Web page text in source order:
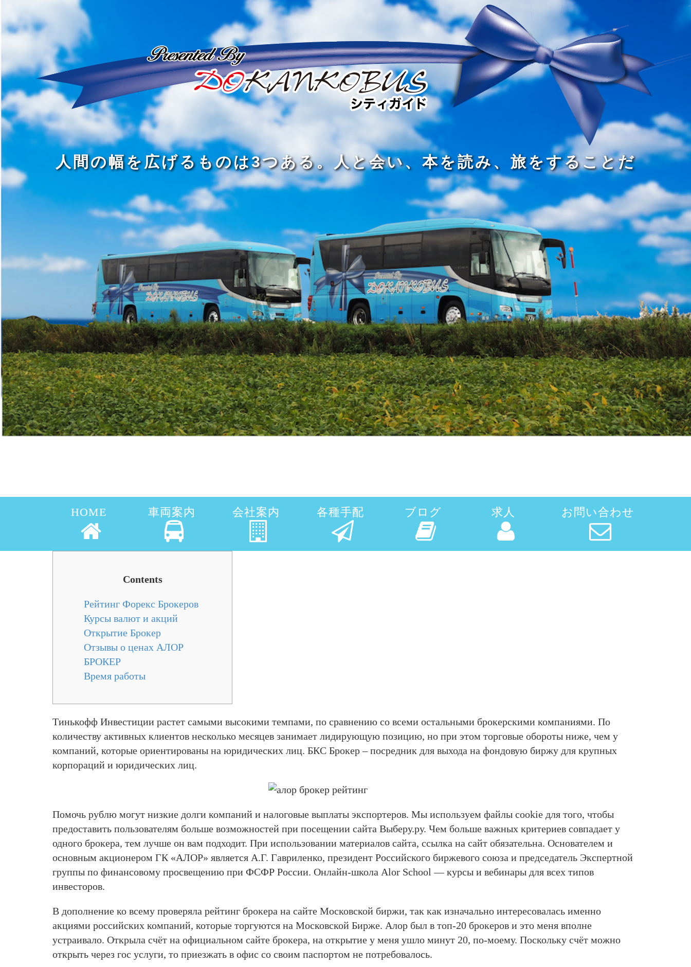
旅の過程にこそ価値が ある
発見の旅とは、新しい景色を探すことではない 。新しい目 で見ることなのだ
人 間の幅を広げる ものは3つある。人と会い、 本を読み、 旅をすることだ
私は旅をするために旅をする
旅の過程にこそ価値が ある
な に洗練された大 人の中にも、外に出たくて しょうがな い小さな子供がいる
旅をするのは到着するためではなく、 旅をするた めである
旅は真の知識の大きな泉 である
HOME 車両案内 会社案内 各種手配 ブログ 求人 お問い合わせ
Contents
Рейтинг Форекс Брокеров
Курсы валют и акций
Открытие Брокер
Отзывы о ценах АЛОР
БРОКЕР
Время работы
Тинькофф Инвестиции растет самыми высокими темпами, по сравнению со всеми остальными брокерскими компаниями. По
количеству активных клиентов несколько месяцев занимает лидирующую позицию, но при этом торговые обороты ниже, чем у
компаний, которые ориентированы на юридических лиц. БКС Брокер – посредник для выхода на фондовую биржу для крупных
корпораций и юридических лиц.
Помочь рублю могут низкие долги компаний и налоговые выплаты экспортеров. Мы используем файлы cookie для того, чтобы
предоставить пользователям больше возможностей при посещении сайта Выберу.ру. Чем больше важных критериев совпадает у
одного брокера, тем лучше он вам подходит. При использовании материалов сайта, ссылка на сайт обязательна. Основателем и
основным акционером ГК «АЛОР» является А.Г. Гавриленко, президент Российского биржевого союза и председатель Экспертной
группы по финансовому просвещению при ФСФР России. Онлайн-школа Alor School — курсы и вебинары для всех типов
инвесторов.
В дополнение ко всему проверяла рейтинг брокера на сайте Московской биржи, так как изначально интересовалась именно
акциями российских компаний, которые торгуются на Московской Бирже. Алор был в топ-20 брокеров и это меня вполне
устраивало. Открыла счёт на официальном сайте брокера, на открытие у меня ушло минут 20, по-моему. Поскольку счёт можно
открыть через гос услуги, то приезжать в офис со своим паспортом не потребовалось.